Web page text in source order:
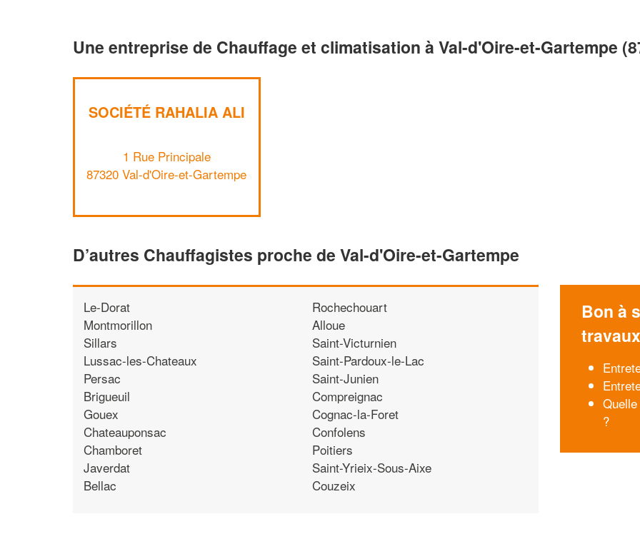
Une entreprise de Chauffage et climatisation à Val-d'Oire-et-Gartempe
SOCIÉTÉ RAHALIA ALI
1 Rue Principale
87320 Val-d'Oire-et-Gartempe
D’autres Chauffagistes proche de Val-d'Oire-et-Gartempe
Le-Dorat
Montmorillon
Sillars
Lussac-les-Chateaux
Persac
Brigueuil
Gouex
Chateauponsac
Chamboret
Javerdat
Bellac
Rochechouart
Alloue
Saint-Victurnien
Saint-Pardoux-le-Lac
Saint-Junien
Compreignac
Cognac-la-Foret
Confolens
Poitiers
Saint-Yrieix-Sous-Aixe
Couzeix
Bon à
travaux
?